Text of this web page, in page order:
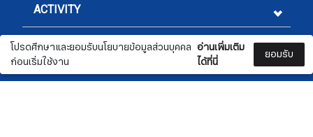
โปรดศึกษาและยอมรับนโยบายข้อมูลส่วนบุคคล
ก่อนเริ่มใช้งาน
อ่านเพิ่มเติม
ได้ที่นี่
ยอมรับ
ACTIVITY
LEGAL